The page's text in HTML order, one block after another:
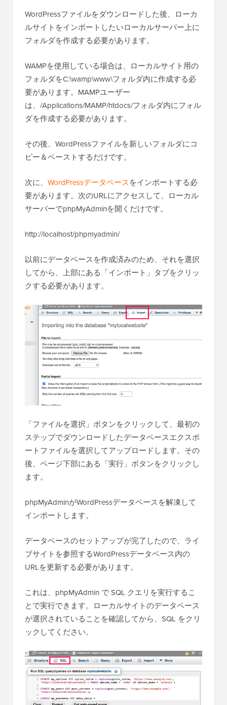
WordPressファイルをダウンロードした後、ローカ
ルサイトをインポートしたいローカルサーバー上に
フォルダを作成する必要があります。
WAMPを使用している場合は、ローカルサイト用の
フォルダをC:\wamp\www\フォルダ内に作成する必
要があります。MAMPユーザー
は、/Applications/MAMP/htdocs/フォルダ内にフォル
ダを作成する必要があります。
その後、WordPressファイルを新しいフォルダにコ
ピー＆ペーストするだけです。
次に、 WordPressデータベースをインポートする必
要があります。次のURLにアクセスして、ローカル
サーバーでphpMyAdminを開くだけです。
http://localhost/phpmyadmin/
以前にデータベースを作成済みのため、それを選択
してから、上部にある「インポート」タブをクリッ
クする必要があります。
「ファイルを選択」ボタンをクリックして、最初の
ステップでダウンロードしたデータベースエクスポ
ートファイルを選択してアップロードします。その
後、ページ下部にある「実行」ボタンをクリックし
ます。
phpMyAdminがWordPressデータベースを解凍して
インポートします。
データベースのセットアップが完了したので、ライ
ブサイトを参照するWordPressデータベース内の
URLを更新する必要があります。
これは、phpMyAdmin で SQL クエリを実行するこ
とで実行できます。ローカルサイトのデータベース
が選択されていることを確認してから、SQL をクリ
ックしてください。